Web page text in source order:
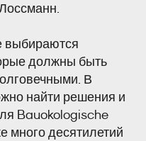
выбираются
должны быть
В
найти решения и
Bauokologi­sche
много десятилетий